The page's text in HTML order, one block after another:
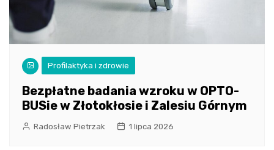
Profilaktyka i zdrowie
Bezpłatne badania wzroku w OPTO-
BUSie w Złotokłosie i Zalesiu Górnym
Radosław Pietrzak 1 lipca 2026